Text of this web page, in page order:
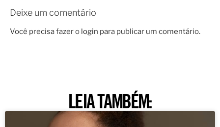
Deixe um comentário
Você precisa fazer o login para publicar um comentário.
LEIA TAMBÉM: